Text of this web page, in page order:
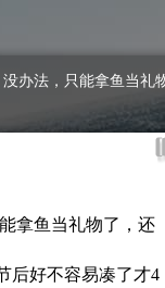
拿鱼当礼物了，还
后好不容易凑了才4